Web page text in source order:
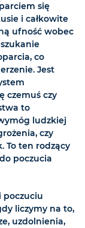
się
i całkowite
ufność wobec
co
Jest
czemuś czy
to
ludzkiej
czy
To ten rodzący
poczucia
poczuciu
liczymy na to,
uzdolnienia,